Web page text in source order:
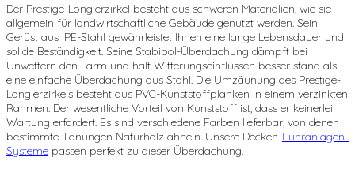
Der Prestige-Longierzirkel besteht aus schweren Materialien, wie sie
allgemein für landwirtschaftliche Gebäude genutzt werden. Sein
Gerüst aus IPE-Stahl gewährleistet Ihnen eine lange Lebensdauer und
solide Beständigkeit. Seine Stabipol-Überdachung dämpft bei
Unwettern den Lärm und hält Witterungseinflüssen besser stand als
eine einfache Überdachung aus Stahl. Die Umzäunung des Prestige-
Longierzirkels besteht aus PVC-Kunststoffplanken in einem verzinkten
Rahmen. Der wesentliche Vorteil von Kunststoff ist, dass er keinerlei
Wartung erfordert. Es sind verschiedene Farben lieferbar, von denen
bestimmte Tönungen Naturholz ähneln. Unsere Decken-Führanlagen-
Systeme passen perfekt zu dieser Überdachung.